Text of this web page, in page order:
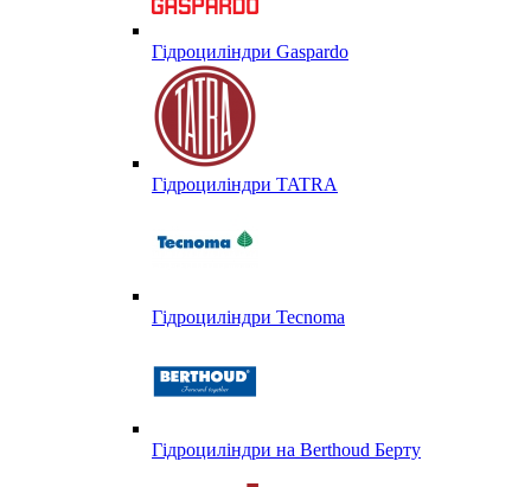
Гідроциліндри Gaspardo
Гідроциліндри TATRA
Гідроциліндри Tecnoma
Гідроциліндри на Berthoud Берту